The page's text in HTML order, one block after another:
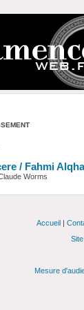
/ Fahmi
Worms
Accueil|
Mesure